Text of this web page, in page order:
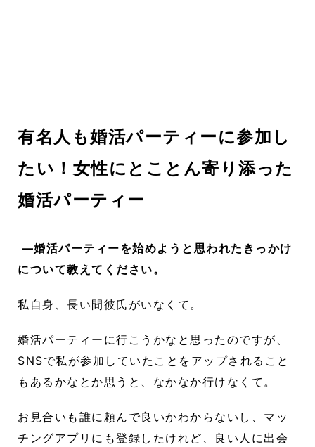
有名人も婚活パーティーに参加し
たい！女性にとことん寄り添った
婚活パーティー
―婚活パーティーを始めようと思われたきっかけ
について教えてください。
私自身、長い間彼氏がいなくて。
婚活パーティーに行こうかなと思ったのですが、
SNSで私が参加していたことをアップされること
もあるかなとか思うと、なかなか行けなくて。
お見合いも誰に頼んで良いかわからないし、マッ
チングアプリにも登録したけれど、良い人に出会